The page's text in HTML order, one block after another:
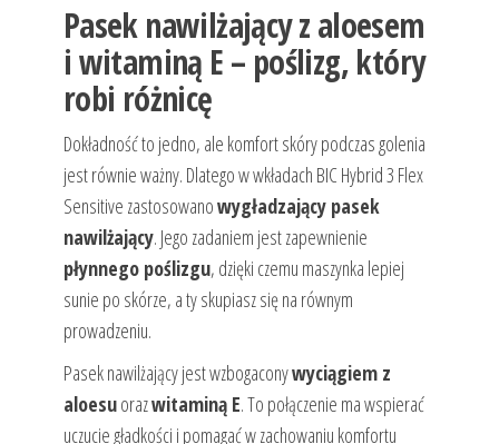
Pasek nawilżający z aloesem
i witaminą E – poślizg, który
robi różnicę
Dokładność to jedno, ale komfort skóry podczas golenia
jest równie ważny. Dlatego w wkładach BIC Hybrid 3 Flex
Sensitive zastosowanowygładzający pasek
nawilżający. Jego zadaniem jest zapewnienie
płynnego poślizgu, dzięki czemu maszynka lepiej
sunie po skórze, a ty skupiasz się na równym
prowadzeniu.
Pasek nawilżający jest wzbogaconywyciągiem z
aloesuorazwitaminą E. To połączenie ma wspierać
uczucie gładkości i pomagać w zachowaniu komfortu